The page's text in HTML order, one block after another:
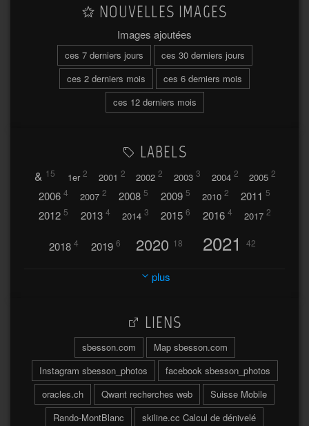
NOUVELLES IMAGES
Images ajoutées
ces 7 derniers jours
ces 30 derniers jours
ces 2 derniers mois
ces 6 derniers mois
ces 12 derniers mois
LABELS
& 15 1er 2 2001 2 2002 2 2003 3 2004 2 2005 2
2006 4 2007 2 2008 5 2009 5 2010 2 2011 5
2012 5 2013 4 2014 3 2015 6 2016 4 2017 2
2018 4 2019 6 2020 18 2021 42
2023 32
2026
A travers l'hublot 17 Abländschen 3
Açores 2004 64 Adelboden 2
Adonis 6
plus
LIENS
sbesson.com
Map sbesson.com
Instagram sbesson_photos
facebook sbesson_photos
oracles.ch
Qwant recherches web
Suisse Mobile
Rando-MontBlanc
skiline.cc Calcul de dénivelé